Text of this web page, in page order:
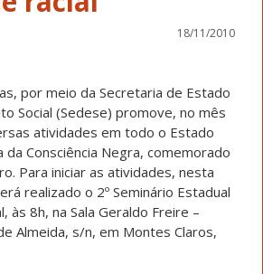
18/11/2010
por meio da Secretaria de Estado
Social (Sedese) promove, no mês
atividades em todo o Estado
da Consciência Negra, comemorado
Para iniciar as atividades, nesta
realizado o 2º Seminário Estadual
às 8h, na Sala Geraldo Freire –
Almeida, s/n, em Montes Claros,